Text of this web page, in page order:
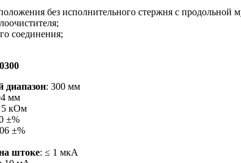
без исполнительного стержня с продольной
соединения;
диапазон: 300 мм
мм
5 кОм
±%
±%
штоке: ≤ 1 мкА